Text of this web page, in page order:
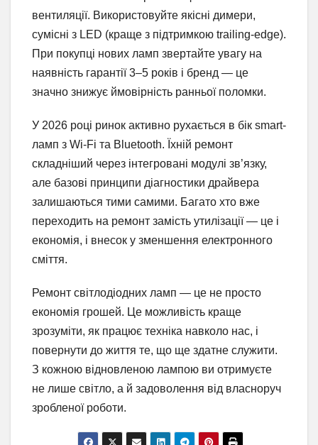
вентиляції. Використовуйте якісні димери,
сумісні з LED (краще з підтримкою trailing-edge).
При покупці нових ламп звертайте увагу на
наявність гарантії 3–5 років і бренд — це
значно знижує ймовірність ранньої поломки.
У 2026 році ринок активно рухається в бік smart-
ламп з Wi-Fi та Bluetooth. Їхній ремонт
складніший через інтегровані модулі зв’язку,
але базові принципи діагностики драйвера
залишаються тими самими. Багато хто вже
переходить на ремонт замість утилізації — це і
економія, і внесок у зменшення електронного
сміття.
Ремонт світлодіодних ламп — це не просто
економія грошей. Це можливість краще
зрозуміти, як працює техніка навколо нас, і
повернути до життя те, що ще здатне служити.
З кожною відновленою лампою ви отримуєте
не лише світло, а й задоволення від власноруч
зробленої роботи.